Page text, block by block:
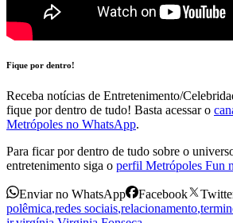
Fique por dentro!
Receba notícias de Entretenimento/
fique por dentro de tudo! Basta acessar o
Metrópoles no WhatsApp.
Para ficar por dentro de tudo sobre o
entretenimento siga o perfil Metrópoles Fun
Enviar no WhatsApp Facebook
polêmica,redes sociais,relacionamento,